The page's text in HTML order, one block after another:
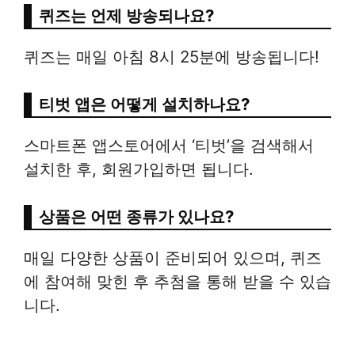
퀴즈는 언제 방송되나요?
퀴즈는 매일 아침 8시 25분에 방송됩니다!
티벗 앱은 어떻게 설치하나요?
스마트폰 앱스토어에서 ‘티벗’을 검색해서
설치한 후, 회원가입하면 됩니다.
상품은 어떤 종류가 있나요?
매일 다양한 상품이 준비되어 있으며, 퀴즈
에 참여해 맞힌 후 추첨을 통해 받을 수 있습
니다.